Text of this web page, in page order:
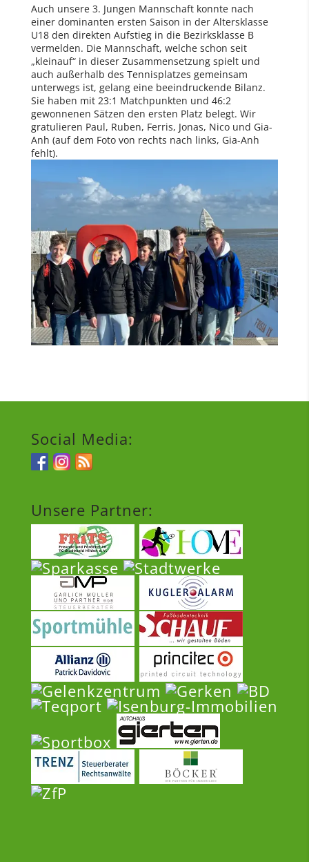
Auch unsere 3. Jungen Mannschaft konnte nach
einer dominanten ersten Saison in der Altersklasse
U18 den direkten Aufstieg in die Bezirksklasse B
vermelden. Die Mannschaft, welche schon seit
„kleinauf“ in dieser Zusammensetzung spielt und
auch außerhalb des Tennisplatzes gemeinsam
unterwegs ist, gelang eine beeindruckende Bilanz.
Sie haben mit 23:1 Matchpunkten und 46:2
gewonnenen Sätzen den ersten Platz belegt. Wir
gratulieren Paul, Ruben, Ferris, Jonas, Nico und Gia-
Anh (auf dem Foto von rechts nach links, Gia-Anh
fehlt).
Social Media:
Unsere Partner: